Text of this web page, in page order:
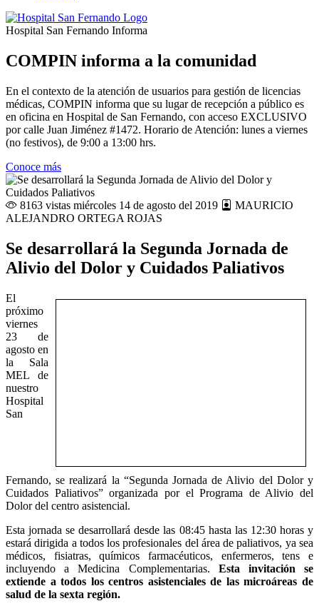
Hospital San Fernando Informa
COMPIN informa a la comunidad
En el contexto de la atención de usuarios para gestión de licencias
médicas, COMPIN informa que su lugar de recepción a público es
en oficina en Hospital de San Fernando, con acceso EXCLUSIVO
por calle Juan Jiménez #1472. Horario de Atención: lunes a viernes
(no festivos), de 9:00 a 13:00 hrs.
Conoce más
8163 vistas miércoles 14 de agosto del 2019
MAURICIO
ALEJANDRO ORTEGA ROJAS
Se desarrollará la Segunda Jornada de
Alivio del Dolor y Cuidados Paliativos
El
próximo
viernes
23 de
agosto en
la Sala
MEL de
nuestro
Hospital
San
Fernando, se realizará la “Segunda Jornada de Alivio del Dolor y
Cuidados Paliativos” organizada por el Programa de Alivio del
Dolor del centro asistencial.
Esta jornada se desarrollará desde las 08:45 hasta las 12:30 horas y
estará dirigida a todos los profesionales del área de paliativos, ya sea
médicos, fisiatras, químicos farmacéuticos, enfermeros, tens e
incluyendo a Medicina Complementarias. Esta invitación se
extiende a todos los centros asistenciales de las microáreas de
salud de la sexta región.